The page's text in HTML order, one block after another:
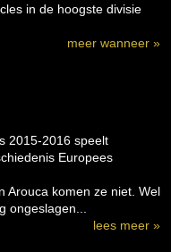
in de hoogste divisie
meer wanneer »
2015-2016 speelt
Europees
Arouca komen ze niet. Wel
ongeslagen...
lees meer »